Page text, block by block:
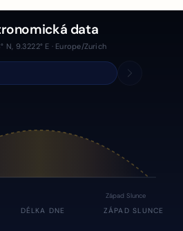
data
N, 9.3222° E · Europe/Zurich
Západ Slunce
DÉLKA DNE ZÁPAD SLUNCE